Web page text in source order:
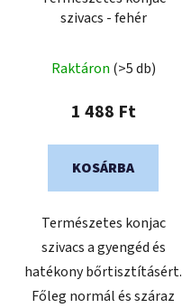
szivacs - fehér
Raktáron (>5 db)
1 488 Ft
KOSÁRBA
Természetes konjac
szivacs a gyengéd és
hatékony bőrtisztításért.
Főleg normál és száraz